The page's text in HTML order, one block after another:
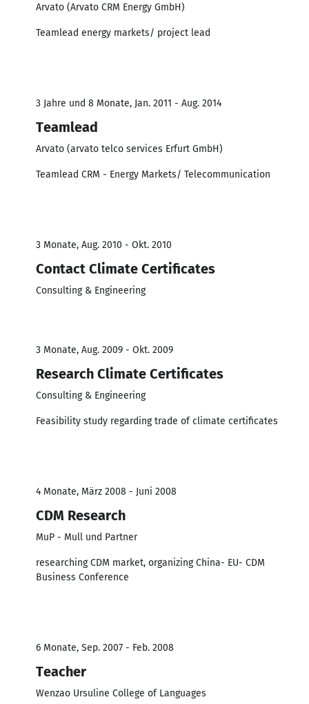
Arvato (Arvato CRM Energy GmbH)
Teamlead energy markets/ project lead
3 Jahre und 8 Monate, Jan. 2011 - Aug. 2014
Teamlead
Arvato (arvato telco services Erfurt GmbH)
Teamlead CRM - Energy Markets/ Telecommunication
3 Monate, Aug. 2010 - Okt. 2010
Contact Climate Certificates
Consulting & Engineering
3 Monate, Aug. 2009 - Okt. 2009
Research Climate Certificates
Consulting & Engineering
Feasibility study regarding trade of climate certificates
4 Monate, März 2008 - Juni 2008
CDM Research
MuP - Mull und Partner
researching CDM market, organizing China- EU- CDM
Business Conference
6 Monate, Sep. 2007 - Feb. 2008
Teacher
Wenzao Ursuline College of Languages